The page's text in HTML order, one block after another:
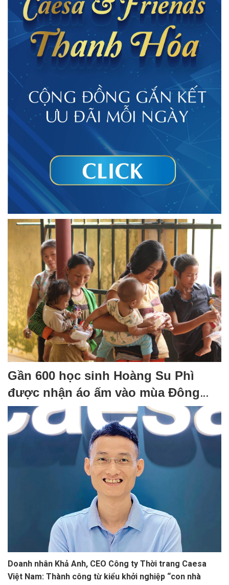
Gần 600 học sinh Hoàng Su Phì
được nhận áo ấm vào mùa Đông
này
Doanh nhân Khả Anh, CEO Công ty Thời trang Caesa
Việt Nam: Thành công từ kiểu khởi nghiệp “con nhà